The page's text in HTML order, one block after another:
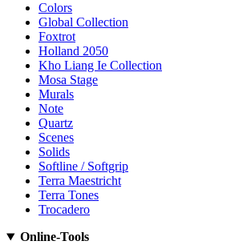
Colors
Global Collection
Foxtrot
Holland 2050
Kho Liang Ie Collection
Mosa Stage
Murals
Note
Quartz
Scenes
Solids
Softline / Softgrip
Terra Maestricht
Terra Tones
Trocadero
Online-Tools